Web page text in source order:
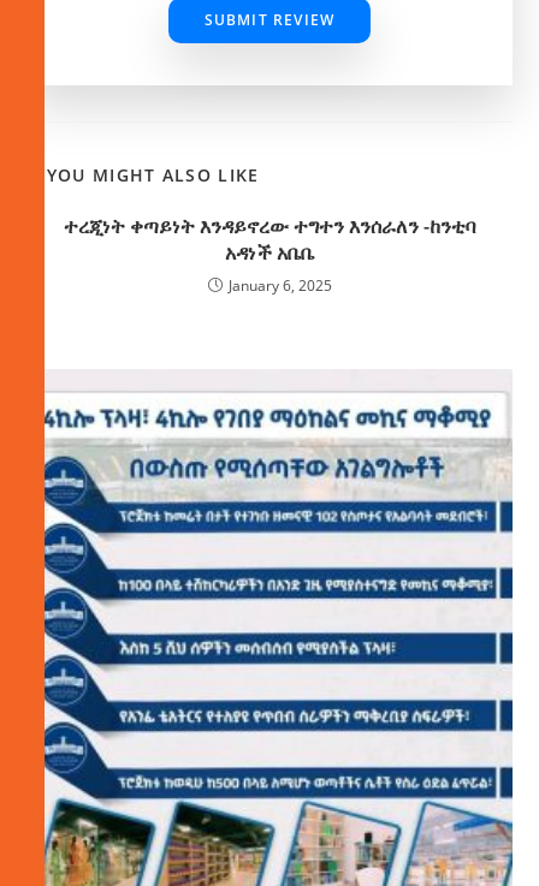
SUBMIT REVIEW
YOU MIGHT ALSO LIKE
ተረጂነት ቀጣይነት እንዳይኖረው ተግተን እንሰራለን -ከንቲባ
አዳነች አቤቤ
January 6, 2025